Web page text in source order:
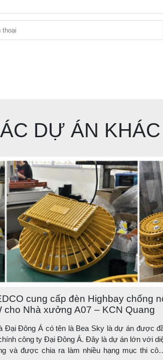
DỰ ÁN KHÁC
cung cấp đèn Highbay chống
cho Nhà xưởng A07 – KCN Quang
Đại Đông Á có tên là Bea Sky là dự án được
công ty Đại Đông Á. Đây là dự án lớn với
và được chia ra làm nhiều hạng mục thi